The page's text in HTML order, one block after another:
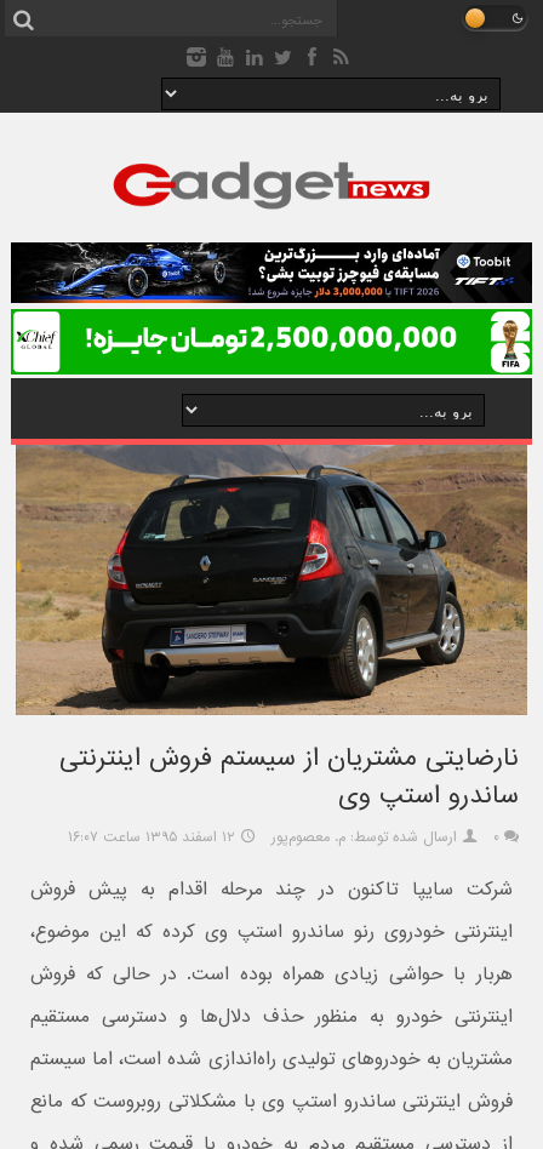
نارضایتی مشتریان از سیستم فروش اینترنتی
ساندرو استپ وی
۰ ارسال شده توسط: م. معصوم‌پور ۱۲ اسفند ۱۳۹۵ ساعت ۱۶:۰۷
شرکت سایپا تاکنون در چند مرحله اقدام به پیش فروش
اینترنتی خودروی رنو ساندرو استپ وی کرده که این موضوع،
هربار با حواشی زیادی همراه بوده است. در حالی که فروش
اینترنتی خودرو به منظور حذف دلال‌ها و دسترسی مستقیم
مشتریان به خودروهای تولیدی راه‌اندازی شده است، اما سیستم
فروش اینترنتی ساندرو استپ وی با مشکلاتی روبروست که مانع